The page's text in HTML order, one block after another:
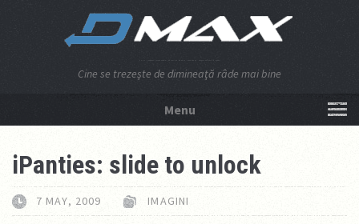
Cine se trezeşte de dimineaţă râde mai bine
Menu
iPanties: slide to unlock
7 MAY, 2009 IMAGINI